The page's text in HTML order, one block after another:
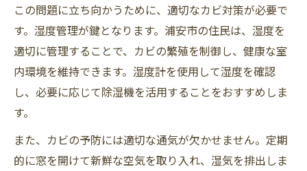
この問題に立ち向かうために、適切なカビ対策が必要で
す。湿度管理が鍵となります。浦安市の住民は、湿度を
適切に管理することで、カビの繁殖を制御し、健康な室
内環境を維持できます。湿度計を使用して湿度を確認
し、必要に応じて除湿機を活用することをおすすめしま
す。
また、カビの予防には適切な通気が欠かせません。定期
的に窓を開けて新鮮な空気を取り入れ、湿気を排出しま